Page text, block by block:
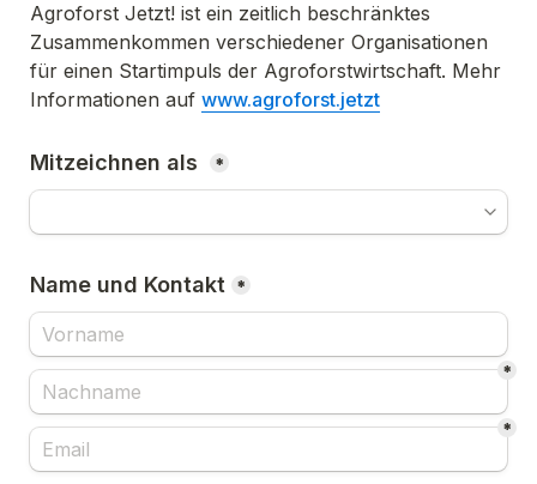
Agroforst Jetzt! ist ein zeitlich beschränktes
Zusammenkommen verschiedener Organisationen
für einen Startimpuls der Agroforstwirtschaft. Mehr
Informationen auf www.agroforst.jetzt
Mitzeichnen als *
Name und Kontakt *
*
*